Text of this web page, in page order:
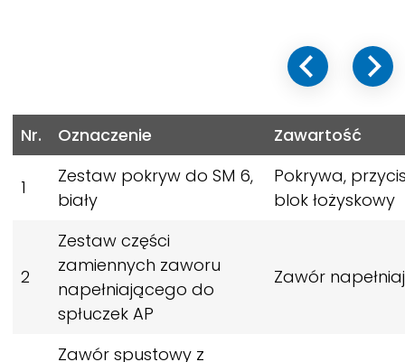
Nr. Oznaczenie Zawartość
1
Zestaw pokryw do SM 6,
biały
Pokrywa,
blok łożyskowy
2
Zestaw części
zamiennych zaworu
napełniającego do
spłuczek AP
Zawór
Zawór spustowy z